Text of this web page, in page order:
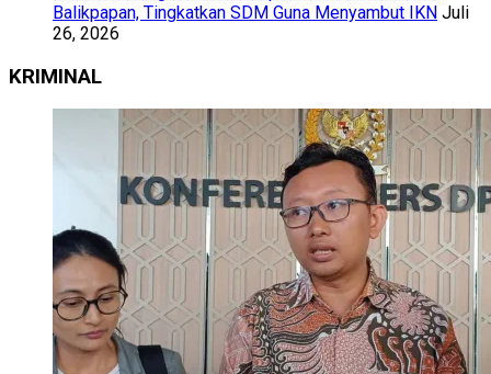
Balikpapan, Tingkatkan SDM Guna Menyambut IKN Juli
26, 2026
KRIMINAL